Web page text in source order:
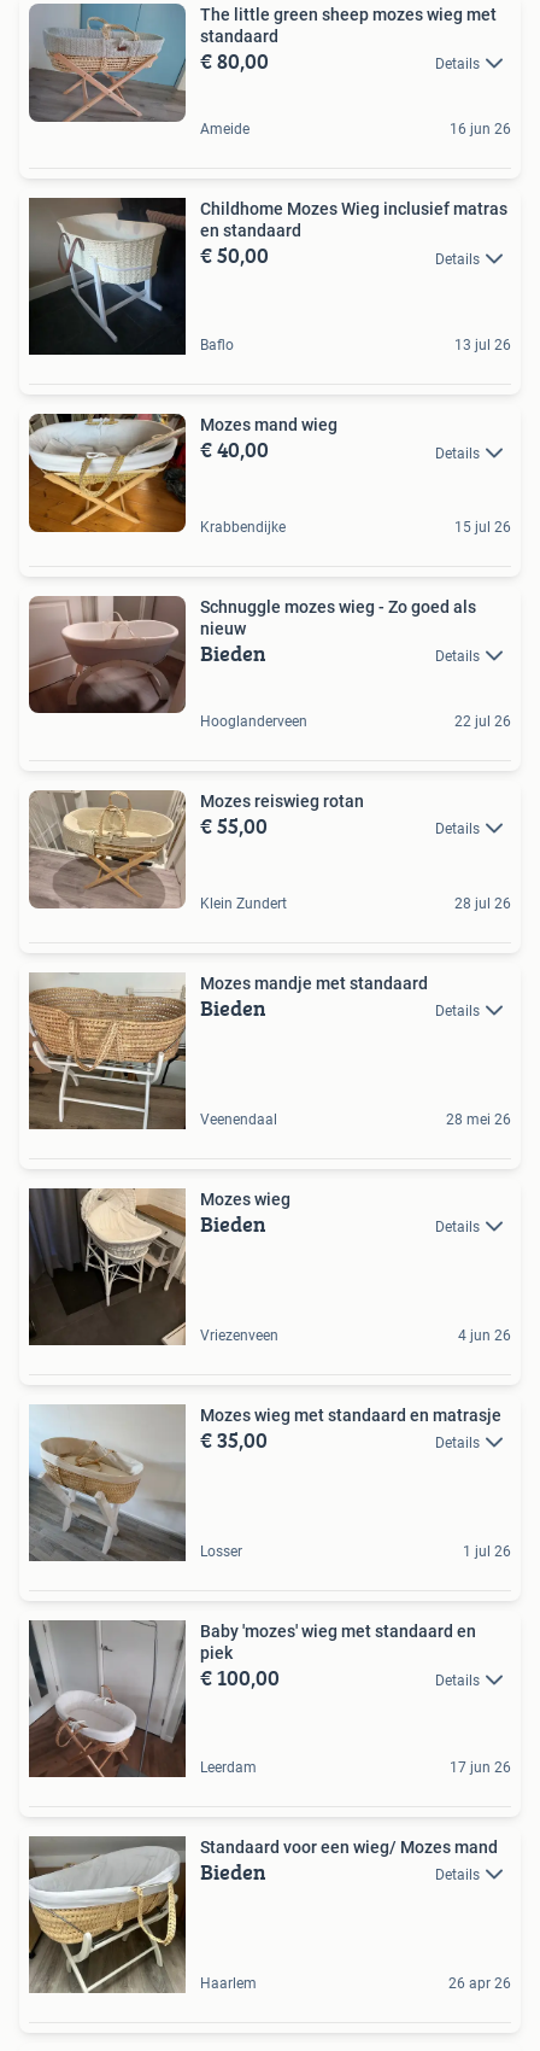
The little green sheep mozes wieg met
standaard
€ 80,00 Details
Ameide 16 jun 26
Childhome Mozes Wieg inclusief matras
en standaard
€ 50,00 Details
Baflo 13 jul 26
Mozes mand wieg
€ 40,00 Details
Krabbendijke 15 jul 26
Schnuggle mozes wieg - Zo goed als
nieuw
Bieden Details
Hooglanderveen 22 jul 26
Mozes reiswieg rotan
€ 55,00 Details
Klein Zundert 28 jul 26
Mozes mandje met standaard
Bieden Details
Veenendaal 28 mei 26
Mozes wieg
Bieden Details
Vriezenveen 4 jun 26
Mozes wieg met standaard en matrasje
€ 35,00 Details
Losser 1 jul 26
Baby 'mozes' wieg met standaard en
piek
€ 100,00 Details
Leerdam 17 jun 26
Standaard voor een wieg/ Mozes mand
Bieden Details
Haarlem 26 apr 26